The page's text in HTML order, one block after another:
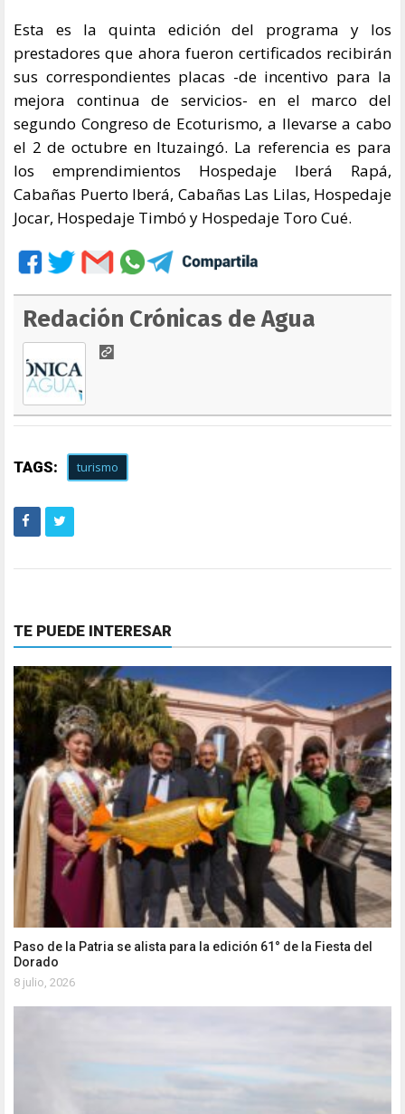
Esta es la quinta edición del programa y los
prestadores que ahora fueron certificados recibirán
sus correspondientes placas -de incentivo para la
mejora continua de servicios- en el marco del
segundo Congreso de Ecoturismo, a llevarse a cabo
el 2 de octubre en Ituzaingó. La referencia es para
los emprendimientos Hospedaje Iberá Rapá,
Cabañas Puerto Iberá, Cabañas Las Lilas, Hospedaje
Jocar, Hospedaje Timbó y Hospedaje Toro Cué.
Redación Crónicas de Agua
TAGS: turismo
TE PUEDE INTERESAR
Paso de la Patria se alista para la edición 61° de la Fiesta del
Dorado
8 julio, 2026